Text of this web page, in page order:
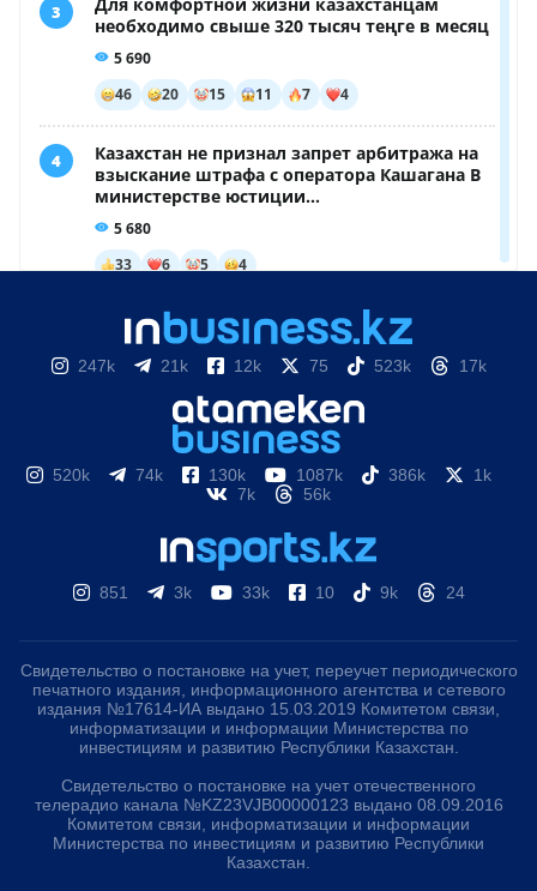
247k 21k 12k 75 523k 17k
520k 74k 130k 1087k 386k
1k
7k
56k
851 3k 33k 10 9k 24
Свидетельство о постановке на учет, переучет периодического
печатного издания, информационного агентства и сетевого
издания №17614-ИА выдано 15.03.2019 Комитетом связи,
информатизации и информации Министерства по
инвестициям и развитию Республики Казахстан.
Свидетельство о постановке на учет отечественного
телерадио канала №KZ23VJB00000123 выдано 08.09.2016
Комитетом связи, информатизации и информации
Министерства по инвестициям и развитию Республики
Казахстан.